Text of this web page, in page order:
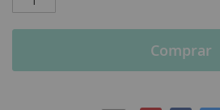
Comprar